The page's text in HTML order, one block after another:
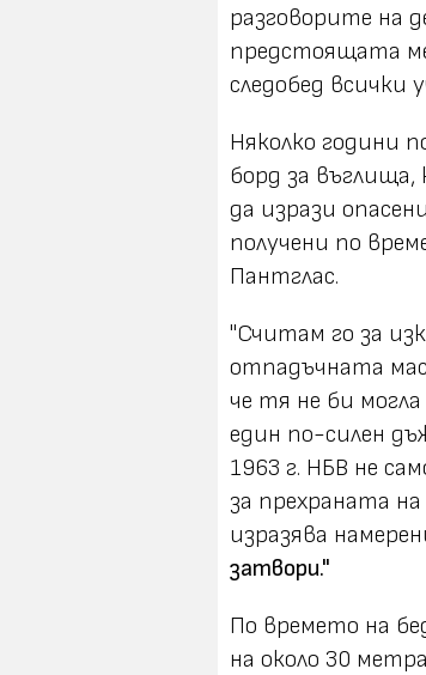
разговорите на
предстоящата
следобед всички
Няколко години
борд за
да изрази
получени по
Пантглас.
"Считам го за
отпадъчната
че тя не би
един по-силен
1963 г. НБВ не
за прехраната
изразява
затвори."
По времето на
на около 30